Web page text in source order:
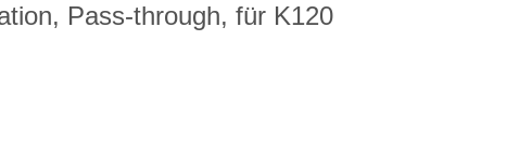
Pass-through, für K120